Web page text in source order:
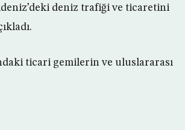
deniz trafiği ve ticaretini
ticari gemilerin ve uluslararası